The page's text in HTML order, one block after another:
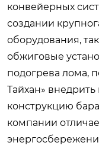
конвейерных
создании
оборудования,
обжиговые
подогрева лома,
Тайхан»
конструкцию
компании